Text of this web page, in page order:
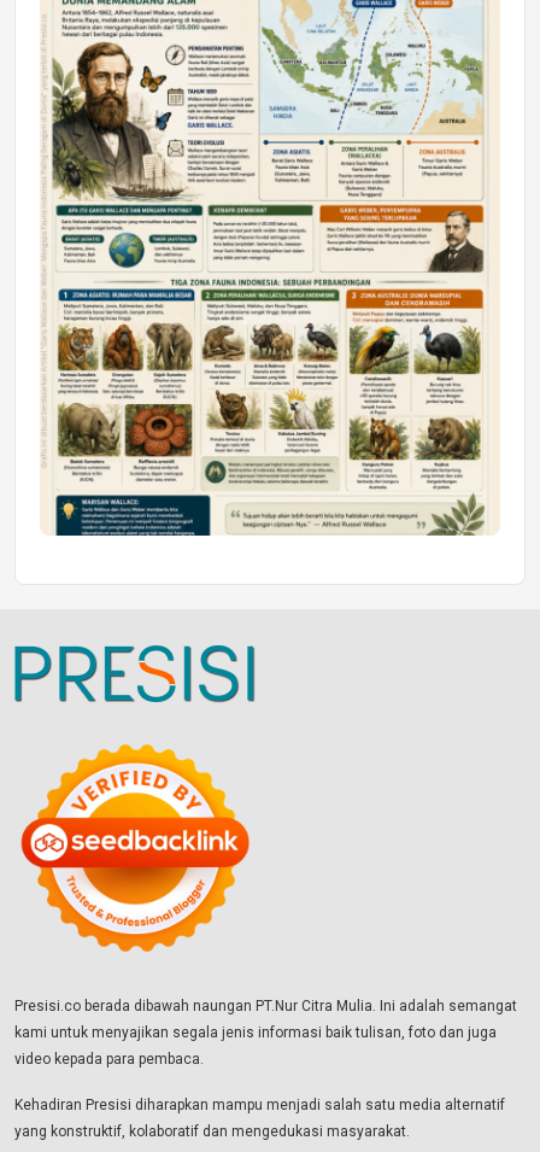
DAERAH
Astra Motor Kalimantan Timur 2 Dukung
Mahasiswa Samarinda dalam Astra
Honda SDGs Future Leaders 2026
Jumat, 10 Jul 2026 19:01
Presisi.co berada dibawah naungan PT.Nur Citra Mulia. Ini adalah semangat
kami untuk menyajikan segala jenis informasi baik tulisan, foto dan juga
video kepada para pembaca.
Kehadiran Presisi diharapkan mampu menjadi salah satu media alternatif
yang konstruktif, kolaboratif dan mengedukasi masyarakat.